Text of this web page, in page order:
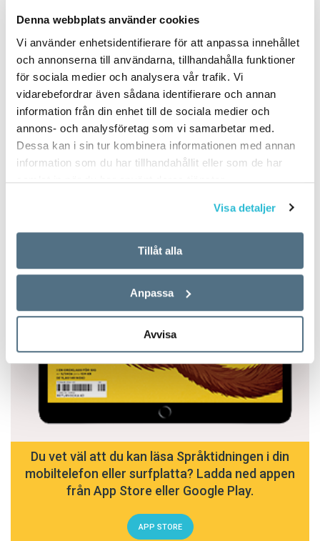
Denna webbplats använder cookies
Vi använder enhetsidentifierare för att anpassa innehållet
och annonserna till användarna, tillhandahålla funktioner
för sociala medier och analysera vår trafik. Vi
vidarebefordrar även sådana identifierare och annan
information från din enhet till de sociala medier och
annons- och analysföretag som vi samarbetar med.
Dessa kan i sin tur kombinera informationen med annan
information som du har tillhandahållit eller som de har
samlat in när du har använt deras tjänster.
Visa detaljer
Tillåt alla
Anpassa
Avvisa
Du vet väl att du kan läsa Språktidningen i din
mobiltelefon eller surfplatta? Ladda ned appen
från App Store eller Google Play.
APP STORE